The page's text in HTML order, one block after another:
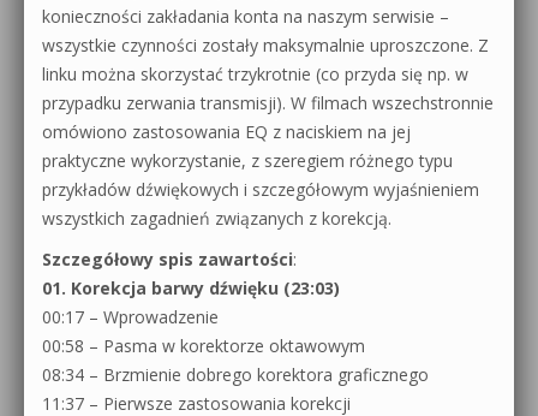
konieczności zakładania konta na naszym serwisie –
wszystkie czynności zostały maksymalnie uproszczone. Z
linku można skorzystać trzykrotnie (co przyda się np. w
przypadku zerwania transmisji). W filmach wszechstronnie
omówiono zastosowania EQ z naciskiem na jej
praktyczne wykorzystanie, z szeregiem różnego typu
przykładów dźwiękowych i szczegółowym wyjaśnieniem
wszystkich zagadnień związanych z korekcją.
Szczegółowy spis zawartości:
01. Korekcja barwy dźwięku (23:03)
00:17 – Wprowadzenie
00:58 – Pasma w korektorze oktawowym
08:34 – Brzmienie dobrego korektora graficznego
11:37 – Pierwsze zastosowania korekcji